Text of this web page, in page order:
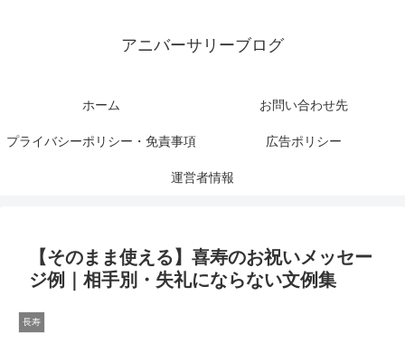
アニバーサリーブログ
ホーム お問い合わせ先
プライバシーポリシー・免責事項 広告ポリシー
運営者情報
【そのまま使える】喜寿のお祝いメッセー
ジ例｜相手別・失礼にならない文例集
長寿